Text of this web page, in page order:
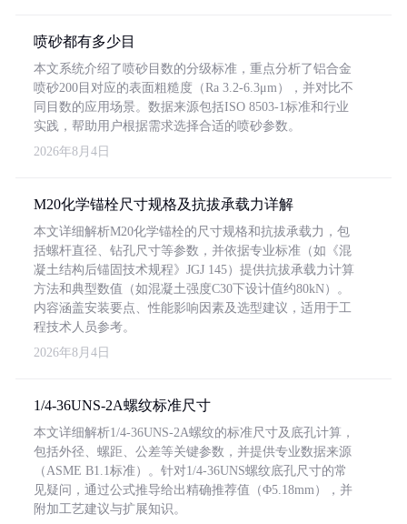
喷砂都有多少目
本文系统介绍了喷砂目数的分级标准，重点分析了铝合金
喷砂200目对应的表面粗糙度（Ra 3.2-6.3μm），并对比不
同目数的应用场景。数据来源包括ISO 8503-1标准和行业
实践，帮助用户根据需求选择合适的喷砂参数。
2026年8月4日
M20化学锚栓尺寸规格及抗拔承载力详解
本文详细解析M20化学锚栓的尺寸规格和抗拔承载力，包
括螺杆直径、钻孔尺寸等参数，并依据专业标准（如《混
凝土结构后锚固技术规程》JGJ 145）提供抗拔承载力计算
方法和典型数值（如混凝土强度C30下设计值约80kN）。
内容涵盖安装要点、性能影响因素及选型建议，适用于工
程技术人员参考。
2026年8月4日
1/4-36UNS-2A螺纹标准尺寸
本文详细解析1/4-36UNS-2A螺纹的标准尺寸及底孔计算，
包括外径、螺距、公差等关键参数，并提供专业数据来源
（ASME B1.1标准）。针对1/4-36UNS螺纹底孔尺寸的常
见疑问，通过公式推导给出精确推荐值（Φ5.18mm），并
附加工艺建议与扩展知识。